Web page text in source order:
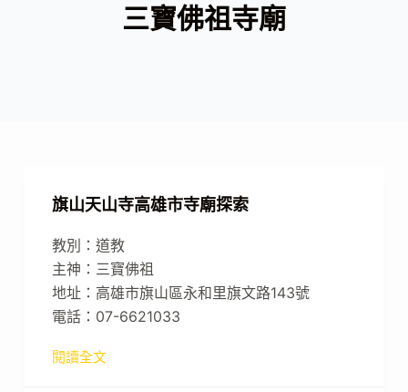
三寶佛祖寺廟
旗山天山寺高雄市寺廟探索
教別：道教
主神：三寶佛祖
地址：高雄市旗山區永和里旗文路143號
電話：07-6621033
閱讀全文